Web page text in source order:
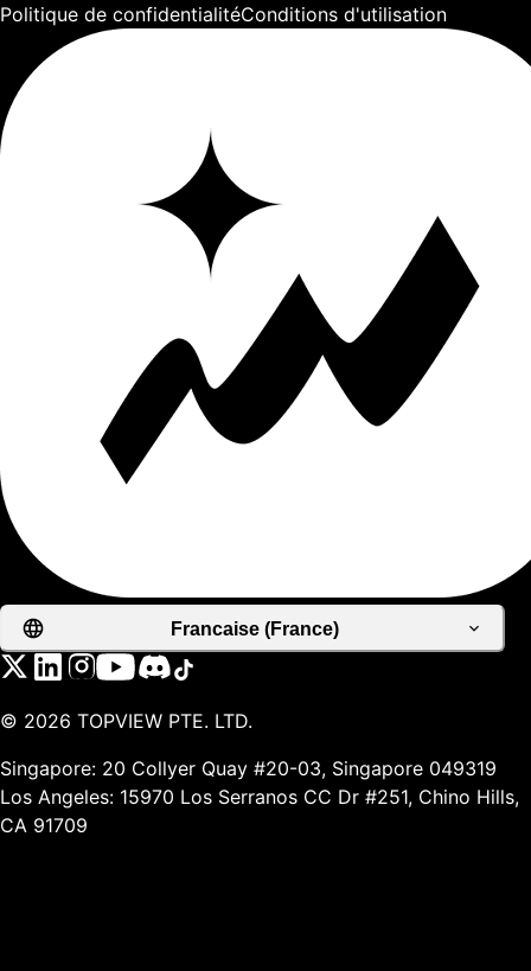
Politique de confidentialitéConditions d'utilisation
Francaise (France)
© 2026 TOPVIEW PTE. LTD.
Singapore: 20 Collyer Quay #20-03, Singapore 049319
Los Angeles: 15970 Los Serranos CC Dr #251, Chino Hills,
CA 91709